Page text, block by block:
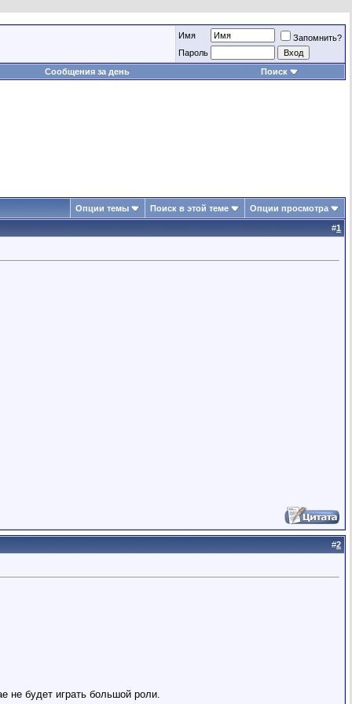
Имя
Запомнить?
Пароль
Сообщения за день
Поиск
Опции темы Поиск в этой теме Опции просмотра
#1
#2
не будет играть большой роли.